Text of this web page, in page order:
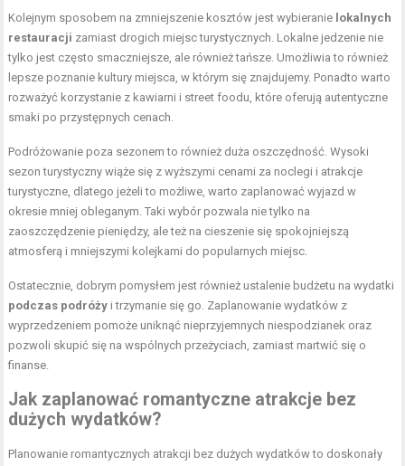
Kolejnym sposobem na zmniejszenie kosztów jest wybieranie lokalnych
restauracji zamiast drogich miejsc turystycznych. Lokalne jedzenie nie
tylko jest często smaczniejsze, ale również tańsze. Umożliwia to również
lepsze poznanie kultury miejsca, w którym się znajdujemy. Ponadto warto
rozważyć korzystanie z kawiarni i street foodu, które oferują autentyczne
smaki po przystępnych cenach.
Podróżowanie poza sezonem to również duża oszczędność. Wysoki
sezon turystyczny wiąże się z wyższymi cenami za noclegi i atrakcje
turystyczne, dlatego jeżeli to możliwe, warto zaplanować wyjazd w
okresie mniej obleganym. Taki wybór pozwala nie tylko na
zaoszczędzenie pieniędzy, ale też na cieszenie się spokojniejszą
atmosferą i mniejszymi kolejkami do popularnych miejsc.
Ostatecznie, dobrym pomysłem jest również ustalenie budżetu na wydatki
podczas podróży i trzymanie się go. Zaplanowanie wydatków z
wyprzedzeniem pomoże uniknąć nieprzyjemnych niespodzianek oraz
pozwoli skupić się na wspólnych przeżyciach, zamiast martwić się o
finanse.
Jak zaplanować romantyczne atrakcje bez
dużych wydatków?
Planowanie romantycznych atrakcji bez dużych wydatków to doskonały